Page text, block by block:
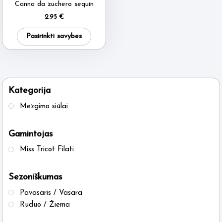
Kategorija
Mezgimo siūlai
Gamintojas
Miss Tricot Filati
Sezoniškumas
Pavasaris / Vasara
Ruduo / Žiema
Canna da zuchero sequin
2.95 €
Pasirinkti savybes
product